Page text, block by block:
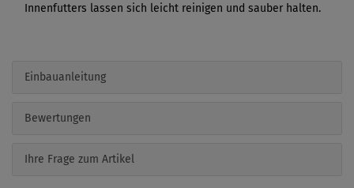
Innenfutters lassen sich leicht reinigen und sauber halten.
Einbauanleitung
Bewertungen
Ihre Frage zum Artikel